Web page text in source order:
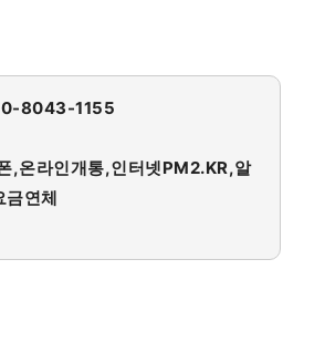
8043-1155
,온라인개통,인터넷PM2.KR,알
금연체